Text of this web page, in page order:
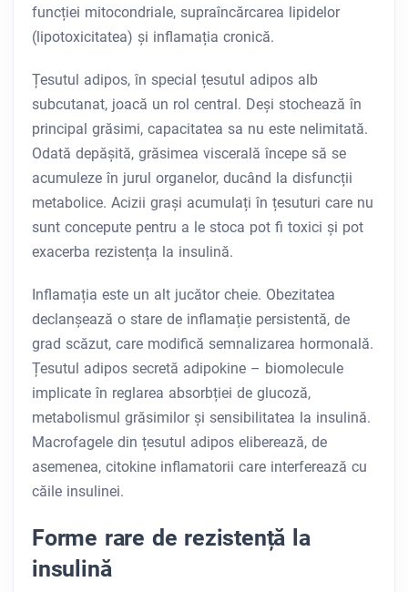
funcției mitocondriale, supraîncărcarea lipidelor
(lipotoxicitatea) și inflamația cronică.
Țesutul adipos, în special țesutul adipos alb
subcutanat, joacă un rol central. Deși stochează în
principal grăsimi, capacitatea sa nu este nelimitată.
Odată depășită, grăsimea viscerală începe să se
acumuleze în jurul organelor, ducând la disfuncții
metabolice. Acizii grași acumulați în țesuturi care nu
sunt concepute pentru a le stoca pot fi toxici și pot
exacerba rezistența la insulină.
Inflamația este un alt jucător cheie. Obezitatea
declanșează o stare de inflamație persistentă, de
grad scăzut, care modifică semnalizarea hormonală.
Țesutul adipos secretă adipokine – biomolecule
implicate în reglarea absorbției de glucoză,
metabolismul grăsimilor și sensibilitatea la insulină.
Macrofagele din țesutul adipos eliberează, de
asemenea, citokine inflamatorii care interferează cu
căile insulinei.
Forme rare de rezistență la
insulină